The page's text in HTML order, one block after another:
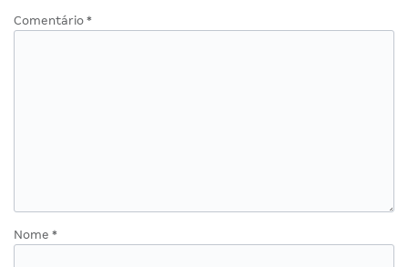
Comentário *
Nome *